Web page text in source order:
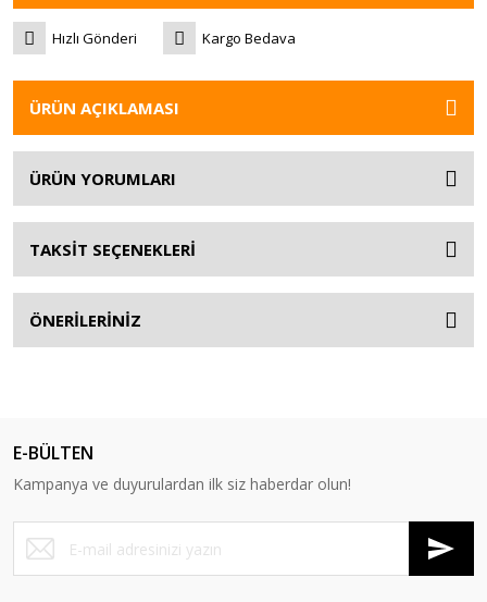
Hızlı Gönderi Kargo Bedava
ÜRÜN AÇIKLAMASI
ÜRÜN YORUMLARI
TAKSİT SEÇENEKLERİ
ÖNERİLERİNİZ
E-BÜLTEN
Kampanya ve duyurulardan ilk siz haberdar olun!